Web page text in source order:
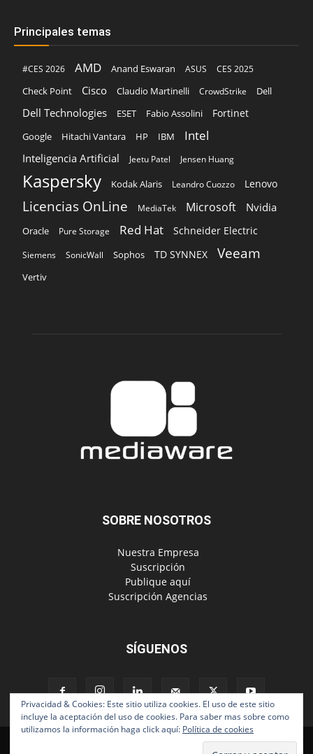
Principales temas
#CES 2026 AMD Anand Eswaran ASUS
CES 2025
Check Point
Cisco Claudio Martinelli CrowdStrike Dell
Dell Technologies ESET Fabio Assolini Fortinet
Google Hitachi Vantara HP IBM Intel
Inteligencia Artificial Jeetu Patel Jensen Huang
Kaspersky Kodak Alaris Leandro Cuozzo Lenovo
Licencias OnLine MediaTek Microsoft Nvidia
Oracle Pure Storage Red Hat Schneider Electric
Siemens SonicWall Sophos TD SYNNEX Veeam
Vertiv
SOBRE NOSOTROS
‎ Nuestra Empresa
‎ Suscripción
‎ Publique aquí
‎ Suscripción Agencias
SÍGUENOS
Privacidad & Cookies: Este sitio utiliza cookies. El uso de este sitio
incluye la aceptación del uso de cookies. Para saber mas sobre como
utilizamos la información haga click aquí: Política de cookies